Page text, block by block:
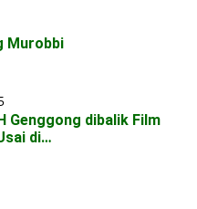
Murobbi
Genggong dibalik Film
di…